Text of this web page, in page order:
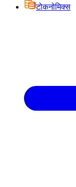
टोकनोमिक्स